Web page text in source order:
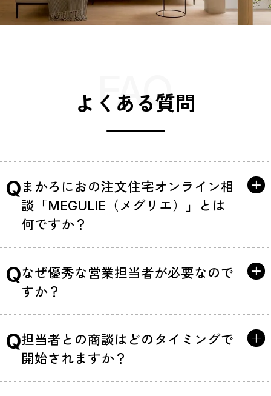
FAQ
よくある質問
Qまかろにおの注文住宅オンライン相
談「MEGULIE（メグリエ）」とは
何ですか？
Qなぜ優秀な営業担当者が必要なので
すか？
Q担当者との商談はどのタイミングで
開始されますか？